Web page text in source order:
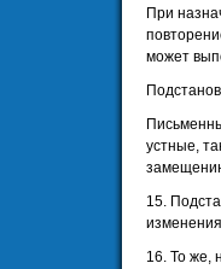
При
может
устные,
15.
16. То же,